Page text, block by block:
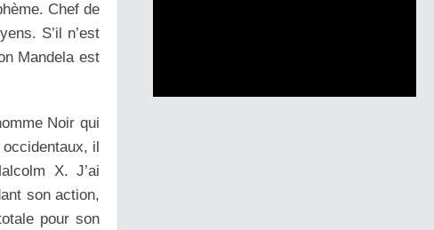
Chef de
S’il n’est
Mandela est
Noir qui
il
X. J’ai
son action,
pour son